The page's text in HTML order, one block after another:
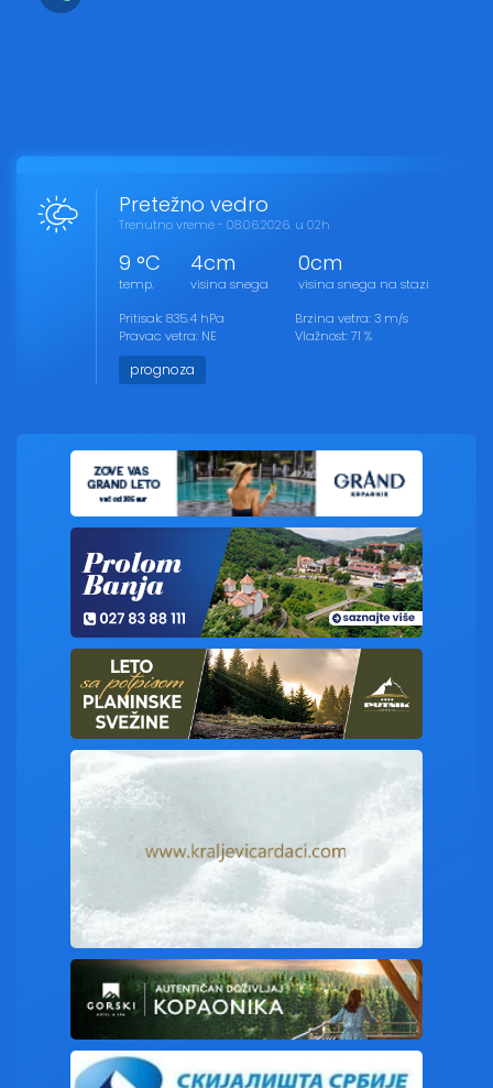
Pretežno vedro
Trenutno vreme - 08.06.2026. u 02h
9 °C
temp.
4cm
visina snega
0cm
visina snega na stazi
Pritisak: 835.4 hPa
Pravac vetra: NE
Brzina vetra: 3 m/s
Vlažnost: 71 %
prognoza